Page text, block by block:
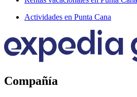
Actividades en Punta Cana
Compañía